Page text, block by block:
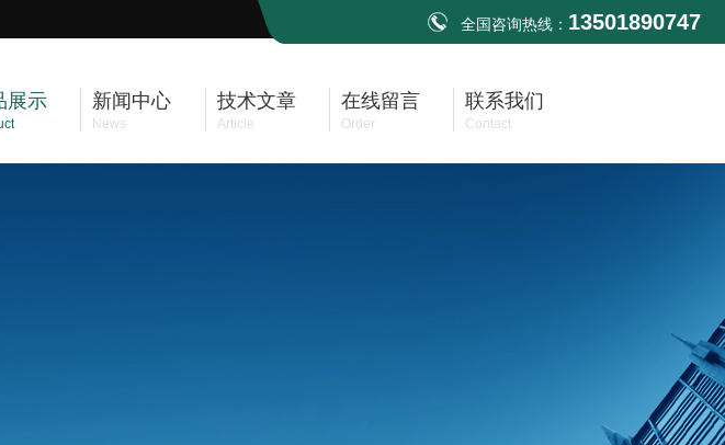
全国咨询热线： 13501890747
展示 新闻中心
News
技术文章
Article
在线留言
Order
联系我们
Contact